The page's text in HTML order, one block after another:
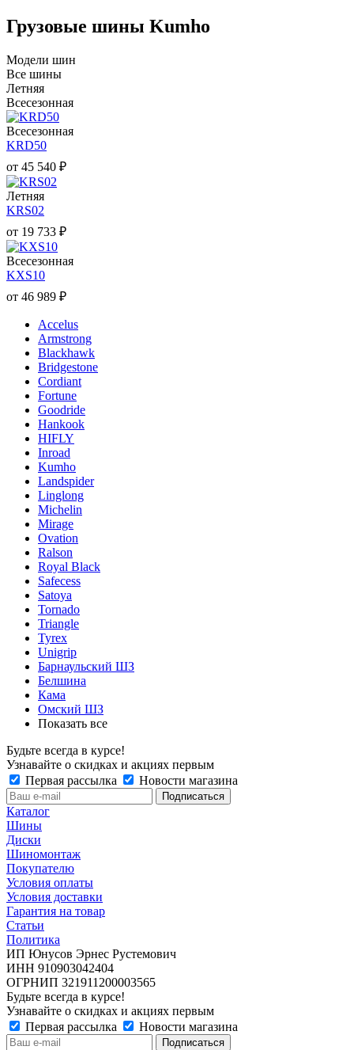
Грузовые шины Kumho
Модели шин
Все шины
Летняя
Всесезонная
Всесезонная
KRD50
от 45 540 ₽
Летняя
KRS02
от 19 733 ₽
Всесезонная
KXS10
от 46 989 ₽
Accelus
Armstrong
Blackhawk
Bridgestone
Cordiant
Fortune
Goodride
Hankook
HIFLY
Inroad
Kumho
Landspider
Linglong
Michelin
Mirage
Ovation
Ralson
Royal Black
Safecess
Satoya
Tornado
Triangle
Tyrex
Unigrip
Барнаульский ШЗ
Белшина
Кама
Омский ШЗ
Показать все
Будьте всегда в курсе!
Узнавайте о скидках и акциях первым
Первая рассылка
Новости магазина
Каталог
Шины
Диски
Шиномонтаж
Покупателю
Условия оплаты
Условия доставки
Гарантия на товар
Статьи
Политика
ИП Юнусов Эрнес Рустемович
ИНН 910903042404
ОГРНИП 321911200003565
Будьте всегда в курсе!
Узнавайте о скидках и акциях первым
Первая рассылка
Новости магазина